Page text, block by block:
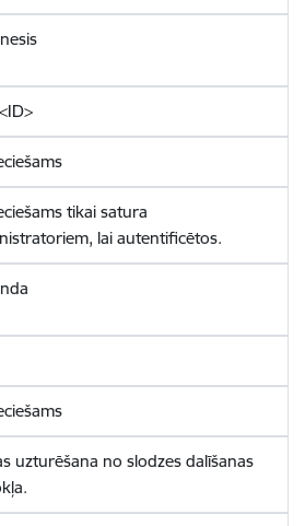
tikai satura
lai autentificētos.
uzturēšana no slodzes dalīšanas